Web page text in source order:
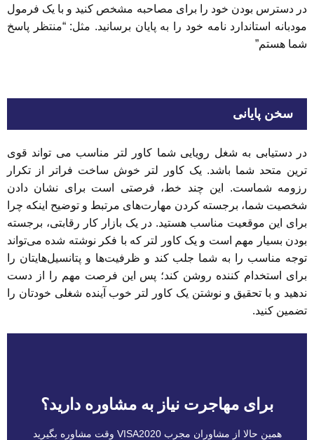
در دسترس بودن خود را برای مصاحبه مشخص کنید و با یک فرمول
مودبانه استاندارد نامه خود را به پایان برسانید. مثل: “منتظر پاسخ
شما هستم”
سخن پایانی
در دستیابی به شغل رویایی شما کاور لتر مناسب می تواند قوی
ترین متحد شما باشد. یک کاور لتر خوش ساخت فراتر از تکرار
رزومه شماست. این چند خط، فرصتی است برای نشان دادن
شخصیت شما، برجسته کردن مهارت‌های مرتبط و توضیح اینکه چرا
برای این موقعیت مناسب هستید. در یک بازار کار رقابتی، برجسته
بودن بسیار مهم است و یک کاور لتر که با فکر نوشته شده می‌تواند
توجه مناسب را به شما جلب کند و ظرفیت‌ها و پتانسیل‌هایتان را
برای استخدام کننده روشن کند؛ پس این فرصت مهم را از دست
ندهید و با تحقیق و نوشتن یک کاور لتر خوب آینده شغلی خودتان را
تضمین کنید.
برای مهاجرت نیاز به مشاوره دارید؟
همین حالا از مشاوران مجرب VISA2020 وقت مشاوره بگیرید